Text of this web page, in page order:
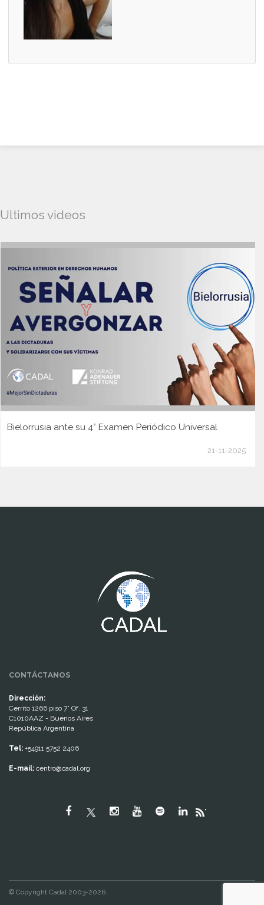
Ultimos videos
Bielorrusia ante su 4° Examen Periódico Universal
21-11-2025
CONTÁCTANOS
Dirección:
Cerrito 1266 piso 7° Of. 31
C1010AAZ - Buenos Aires
República Argentina
Tel: +54911 5752 2406
E-mail: centro@cadal.org
"
© Copyright Cadal 2003-2026